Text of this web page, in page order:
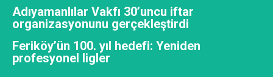
Adıyamanlılar Vakfı 30’uncu iftar
organizasyonunu gerçekleştirdi
Feriköy’ün 100. yıl hedefi: Yeniden
profesyonel ligler